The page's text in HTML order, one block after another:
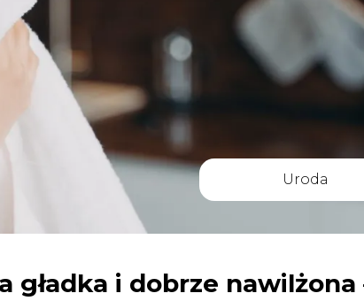
Uroda
gładka i dobrze nawilżona